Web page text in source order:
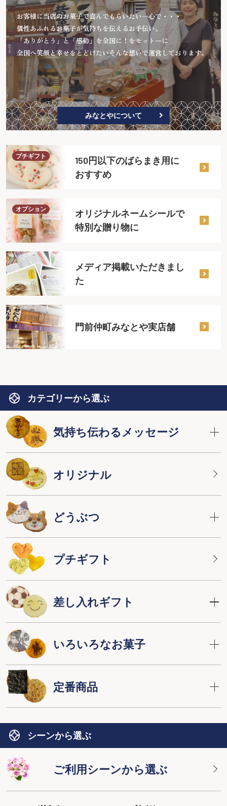
お客様に当店のお菓子で喜んでもらいたい一心で・・・
個性あふれるお菓子が気持ちを伝えるお手伝い。
「ありがとう」と「感動」を全国に！をモットーに
全国へ笑顔と幸せをとどけたいそんな想いで運営しております。
みなとやについて
プチギフト
150円以下のばらまき用に
おすすめ
オプション
オリジナルネームシールで
特別な贈り物に
メディア掲載いただきまし
た
門前仲町みなとや実店舗
カテゴリーから選ぶ
気持ち伝わるメッセージ
オリジナル
どうぶつ
プチギフト
差し入れギフト
いろいろなお菓子
定番商品
シーンから選ぶ
ご利用シーンから選ぶ